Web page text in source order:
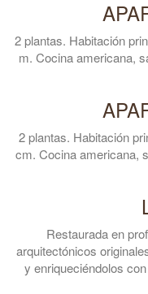
2 plantas. Habitación
m. Cocina americana,
2 plantas. Habitación
cm. Cocina americana,
Restaurada en
arquitectónicos
y enriqueciéndolos